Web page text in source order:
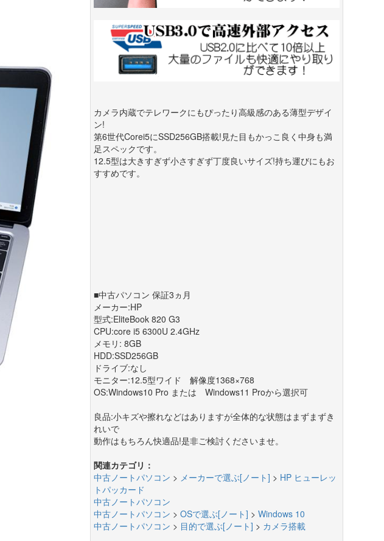
カメラ内蔵でテレワークにもぴったり高級感のある薄型デザイ
ン!
第6世代Corei5にSSD256GB搭載!見た目もかっこ良く中身も満
足スペックです。
12.5型は大きすぎず小さすぎず丁度良いサイズ!持ち運びにもお
すすめです。
■中古パソコン 保証3ヵ月
メーカー:HP
型式:EliteBook 820 G3
CPU:core i5 6300U 2.4GHz
メモリ: 8GB
HDD:SSD256GB
ドライブ:なし
モニター:12.5型ワイド 解像度1368×768
OS:Windows10 Pro または Windows11 Proから選択可
良品:小キズや擦れなどはありますが全体的な状態はまずまずき
れいで
動作はもちろん快適品!是非ご検討くださいませ。
関連カテゴリ：
中古ノートパソコン > メーカーで選ぶ[ノート] > HP ヒューレッ
トパッカード
中古ノートパソコン
中古ノートパソコン > OSで選ぶ[ノート] > Windows 10
中古ノートパソコン > 目的で選ぶ[ノート] > カメラ搭載